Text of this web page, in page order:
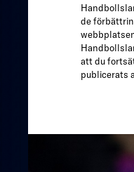
de
att du
publicerats